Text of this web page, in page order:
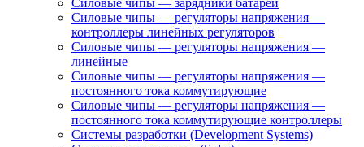
Силовые чипы — зарядники батарей
Силовые чипы — регуляторы напряжения —
контроллеры линейных регуляторов
Силовые чипы — регуляторы напряжения —
линейные
Силовые чипы — регуляторы напряжения —
постоянного тока коммутирующие
Силовые чипы — регуляторы напряжения —
постоянного тока коммутирующие контроллеры
Системы разработки (Development Systems)